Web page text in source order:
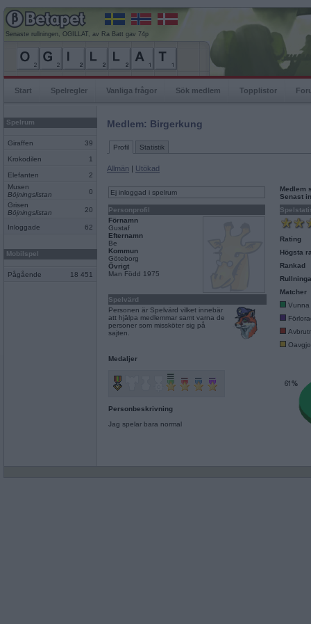
Senaste rullningen, OGILLAT, av Ra Batt gav 74p
Start Spelregler Vanliga frågor Sök medlem Topplistor
Spelrum
Giraffen 39
Krokodilen 1
Elefanten
2
Musen
Böjningslistan
0
Grisen
Böjningslistan
20
Inloggade 62
Mobilspel
Pågående 18 451
Medlem: Birgerkung
Profil Statistik
Allmän | Utökad
Ej inloggad i spelrum
Personprofil
Förnamn
Gustaf
Efternamn
Be
Kommun
Göteborg
Övrigt
Man Född 1975
Spelvärd
Personen är Spelvärd vilket innebär
att hjälpa medlemmar samt varna de
personer som missköter sig på
sajten.
Medaljer
Personbeskrivning
Jag spelar bara normal
Medlem
Senast
Rating
Högsta
Rankad
Matcher
Vunna